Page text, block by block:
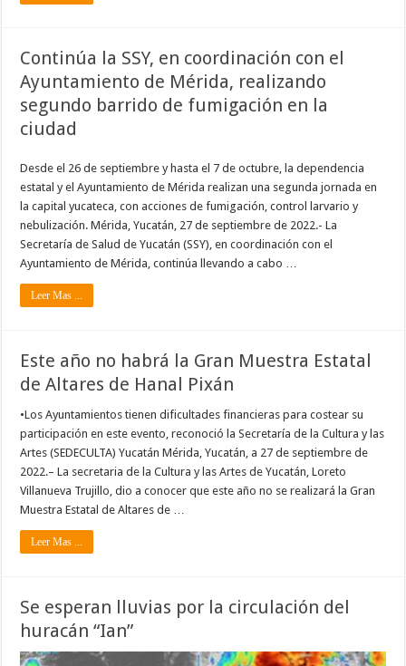
Continúa la SSY, en coordinación con el
Ayuntamiento de Mérida, realizando
segundo barrido de fumigación en la
ciudad
Desde el 26 de septiembre y hasta el 7 de octubre, la dependencia
estatal y el Ayuntamiento de Mérida realizan una segunda jornada en
la capital yucateca, con acciones de fumigación, control larvario y
nebulización. Mérida, Yucatán, 27 de septiembre de 2022.- La
Secretaría de Salud de Yucatán (SSY), en coordinación con el
Ayuntamiento de Mérida, continúa llevando a cabo …
Leer Mas ...
Este año no habrá la Gran Muestra Estatal
de Altares de Hanal Pixán
•Los Ayuntamientos tienen dificultades financieras para costear su
participación en este evento, reconoció la Secretaría de la Cultura y las
Artes (SEDECULTA) Yucatán Mérida, Yucatán, a 27 de septiembre de
2022.– La secretaria de la Cultura y las Artes de Yucatán, Loreto
Villanueva Trujillo, dio a conocer que este año no se realizará la Gran
Muestra Estatal de Altares de …
Leer Mas ...
Se esperan lluvias por la circulación del
huracán “Ian”